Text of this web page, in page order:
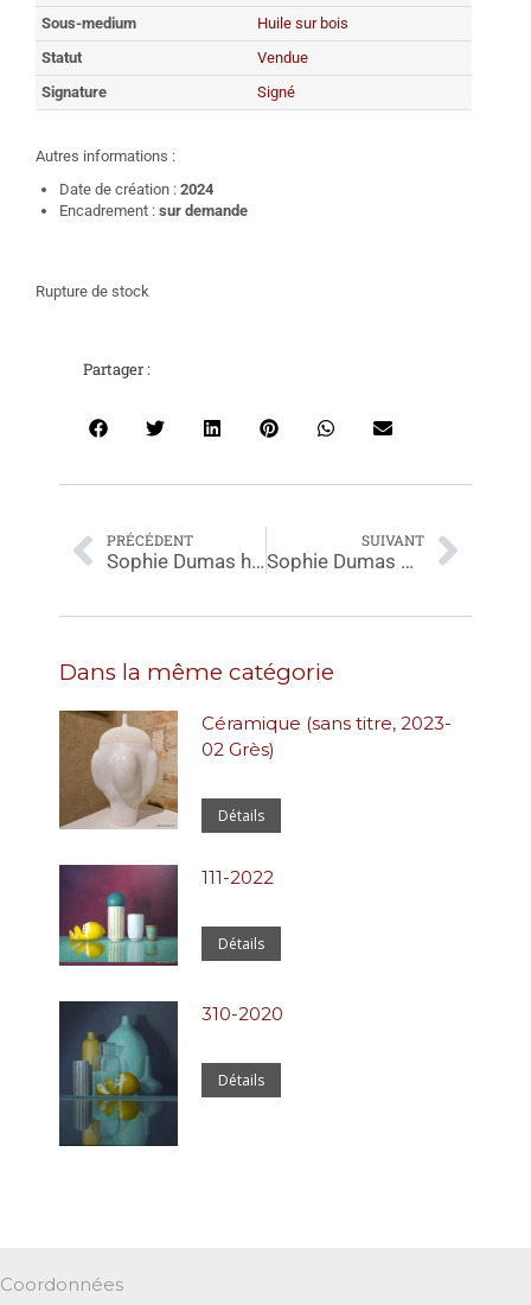
Sous-medium
Huile sur bois
Statut
Vendue
Signature
Signé
Autres informations :
Date de création : 2024
Encadrement : sur demande
Rupture de stock
Partager :
PRÉCÉDENT
Sophie Dumas huile sur toile 474-2024 40x40cm
SUIVANT
Sophie Dumas 469-2024, 24×18 cm
Dans la même catégorie
Céramique (sans titre, 2023-
02 Grès)
Détails
111-2022
Détails
310-2020
Détails
Coordonnées